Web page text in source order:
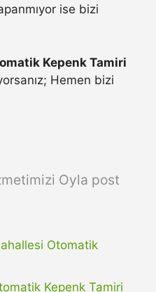
ise bizi
Kepenk Tamiri
Hemen bizi
Oyla post
Otomatik
Kepenk Tamiri